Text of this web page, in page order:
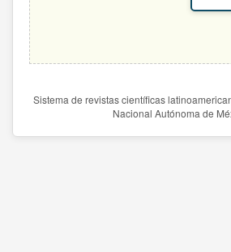
Sistema de revistas científicas
Nacional Autónoma de